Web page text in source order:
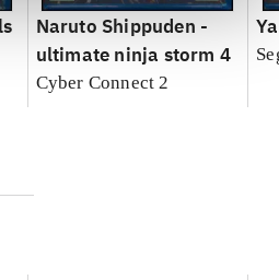
Naruto Shippuden -
ultimate ninja storm 4
Cyber Connect 2